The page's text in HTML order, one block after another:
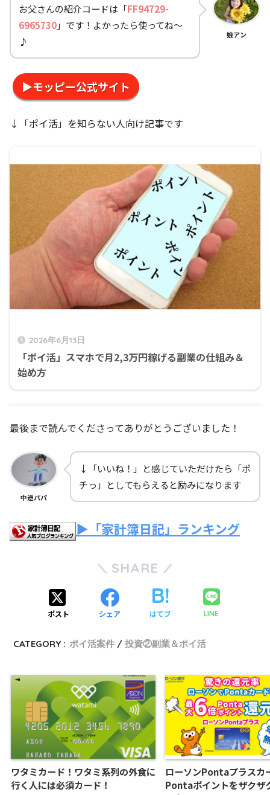
お父さんの紹介コードは「FF94729-
6965730」です！よかったら使ってね～
♪
娘アン
▶モッピー公式サイト
↓「ポイ活」を知らない人向け記事です
2026年6月13日
「ポイ活」スマホで月2,3万円稼げる副業の仕組み＆
始め方
最後まで読んでくださってありがとうございました！
中途パパ
↓「いいね！」と感じていただけたら「ポ
チっ」としてもらえると励みになります
▶「家計簿日記」ランキング
SHARE
ポスト シェア はてブ LINE
CATEGORY : ポイ活案件 投資②副業＆ポイ活
ワタミカード！ワタミ系列の外食に
行く人には必須カード！
ローソンPontaプラスカ
Pontaポイントをザクザ